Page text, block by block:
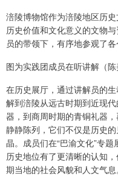
涪陵博物馆作为涪陵地区历
历史价值和文化意义的文物
员的带领下，有序地参观了各
图为实践团成员在听讲解（陈
在历史展厅，通过讲解员的
解到涪陵从远古时期到近现
器，到商周时期的青铜礼器
静静陈列，它们不仅是历史
晶。成员们在“巴渝文化”专
历史地位有了更清晰的认知
期当地的社会风貌和人文气息。